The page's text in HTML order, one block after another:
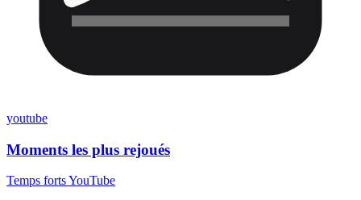
youtube
Moments les plus rejoués
Temps forts YouTube